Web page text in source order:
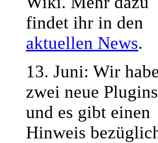
findet ihr in den
aktuellen News.
13. Juni: Wir
zwei neue Plugins
und es gibt einen
Hinweis